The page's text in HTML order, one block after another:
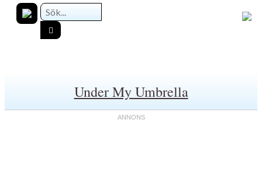
Under My Umbrella